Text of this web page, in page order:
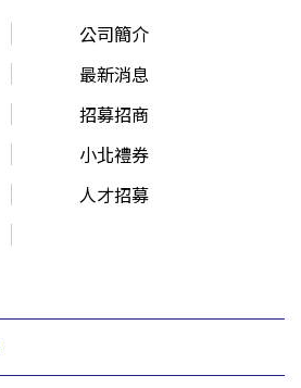
公司簡介
最新消息
招募招商
小北禮券
人才招募